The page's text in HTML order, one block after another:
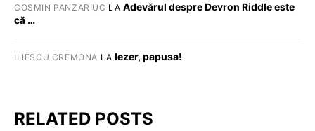
COSMIN PANZARIUC LA Adevărul despre Devron Riddle este
că …
ILIESCU CREMONA LA Iezer, papusa!
RELATED POSTS